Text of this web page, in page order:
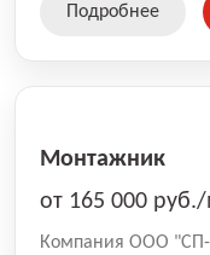
Подробнее
Монтажник
от 165 000
Компания ООО "СП-